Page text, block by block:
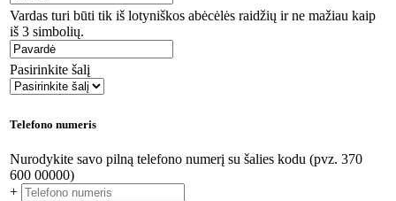
Vardas turi būti tik iš lotyniškos abėcėlės raidžių ir ne mažiau kaip
iš 3 simbolių.
Pasirinkite šalį
Telefono numeris
Nurodykite savo pilną telefono numerį su šalies kodu (pvz. 370
600 00000)
+